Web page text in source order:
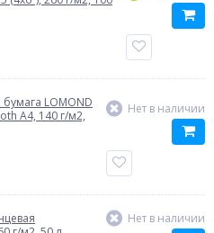
LOMOND
A4, 140 г/м2,
Нет в наличии
Нет в наличии